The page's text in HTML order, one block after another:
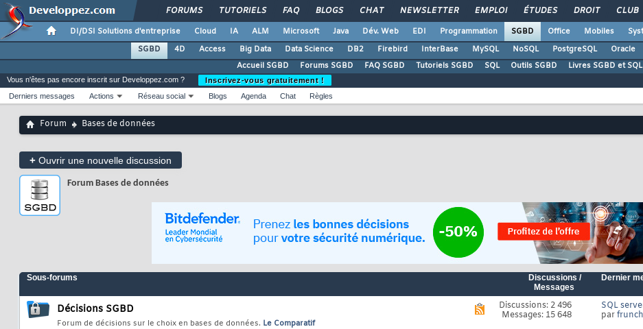
FORUMS TUTORIELS FAQ BLOGS CHAT NEWSLETTER EMPLOI ÉTUDES DROIT CLUB
DI/DSI Solutions d'entreprise Cloud IA ALM Microsoft Java Dév. Web EDI Programmation SGBD Office Mobiles
SGBD
4D Access Big Data Data Science DB2 Firebird InterBase MySQL NoSQL PostgreSQL Oracle
Accueil SGBD
Forums SGBD FAQ SGBD Tutoriels SGBD SQL Outils SGBD Livres SGBD et SQL
Vous n'êtes pas encore inscrit sur Developpez.com ?
Inscrivez-vous gratuitement !
Derniers messages
Actions Réseau social Blogs Agenda Chat Règles
Forum Bases de données
+ Ouvrir une nouvelle discussion
Forum Bases de données
Sous-forums
Discussions /
Messages
Dernier
Décisions SGBD
Forum de décisions sur le choix en bases de données. Le Comparatif
VoirDiscussions: 2 496
Messages: 15 648
SQL
parfrunch